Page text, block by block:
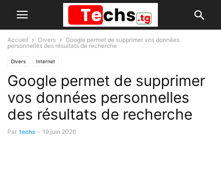
Accueil Divers
Google permet de supprimer vos données
personnelles des résultats de recherche
Divers Internet
Google permet de supprimer
vos données personnelles
des résultats de recherche
Par techs - 19 juin 2026